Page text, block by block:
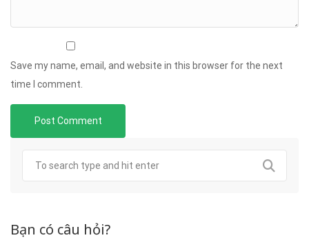
Save my name, email, and website in this browser for the next
time I comment.
Bạn có câu hỏi?